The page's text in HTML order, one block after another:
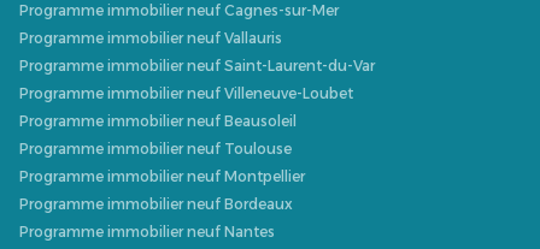
Programme immobilier neuf Cagnes-sur-Mer
Programme immobilier neuf Vallauris
Programme immobilier neuf Saint-Laurent-du-Var
Programme immobilier neuf Villeneuve-Loubet
Programme immobilier neuf Beausoleil
Programme immobilier neuf Toulouse
Programme immobilier neuf Montpellier
Programme immobilier neuf Bordeaux
Programme immobilier neuf Nantes